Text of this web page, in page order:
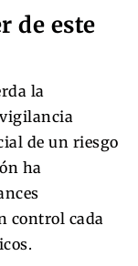
de este
la
de un riesgo
ha
control cada